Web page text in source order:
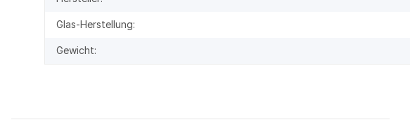
Glas-Herstellung:
Gewicht: